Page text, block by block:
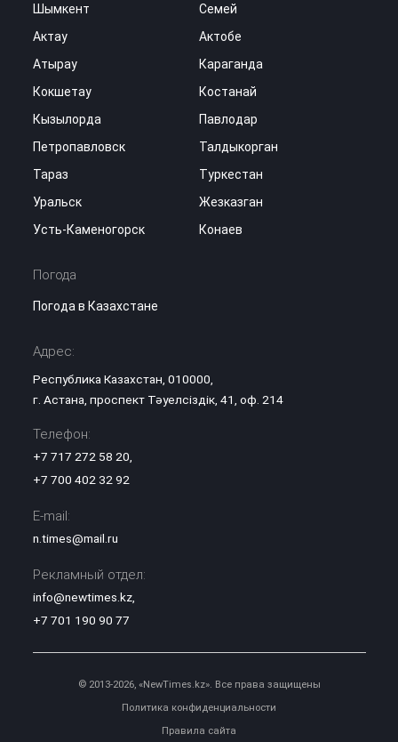
Шымкент
Семей
Актау
Актобе
Атырау
Караганда
Кокшетау
Костанай
Кызылорда
Павлодар
Петропавловск
Талдыкорган
Тараз
Туркестан
Уральск
Жезказган
Усть-Каменогорск
Конаев
Погода
Погода в Казахстане
Адрес:
Республика Казахстан, 010000,
г. Астана, проспект Тәуелсіздік, 41, оф. 214
Телефон:
+7 717 272 58 20
+7 700 402 32 92
E-mail:
n.times@mail.ru
Рекламный отдел:
info@newtimes.kz,
+7 701 190 90 77
© 2013-2026, «NewTimes.kz». Все права защищены
Политика конфиденциальности
Правила сайта